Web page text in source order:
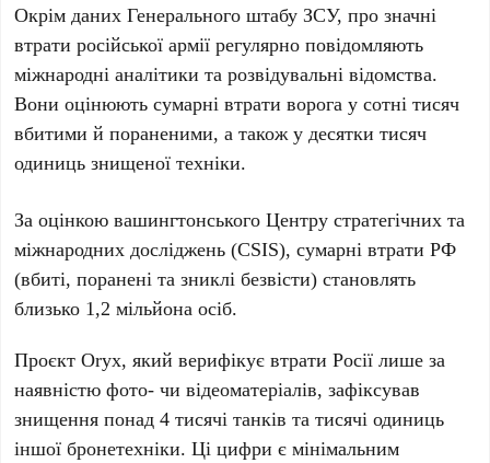
Окрім даних Генерального штабу ЗСУ, про значні
втрати російської армії регулярно повідомляють
міжнародні аналітики та розвідувальні відомства.
Вони оцінюють сумарні втрати ворога у сотні тисяч
вбитими й пораненими, а також у десятки тисяч
одиниць знищеної техніки.
За оцінкою вашингтонського Центру стратегічних та
міжнародних досліджень (CSIS), сумарні втрати РФ
(вбиті, поранені та зниклі безвісти) становлять
близько 1,2 мільйона осіб.
ПроєктOryx, який верифікує втрати Росії лише за
наявністю фото- чи відеоматеріалів, зафіксував
знищення понад4 тисячі танків та тисячі одиниць
іншої бронетехніки. Ці цифри є мінімальним